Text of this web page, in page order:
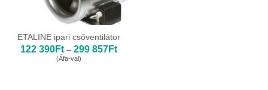
ETALINE ipari csőventilátor
122 390Ft – 299 857FtÁrtartomány:
(Áfa-val)